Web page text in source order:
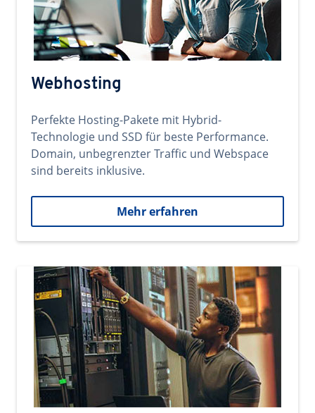
Webhosting
Perfekte Hosting-Pakete mit Hybrid-
Technologie und SSD für beste Performance.
Domain, unbegrenzter Traffic und Webspace
sind bereits inklusive.
Mehr erfahren